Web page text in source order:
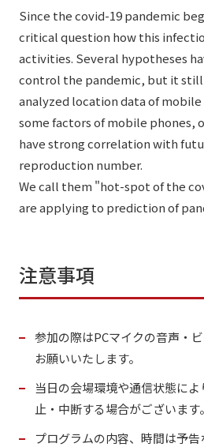
Since the covid-19 pandemic
critical question how this
activities. Several hypotheses
control the pandemic, but it still
analyzed location data of
some factors of mobile phones,
have strong correlation with
reproduction number.
We call them "hot-spot of the
are applying to prediction of
注意事項
参加の際はPCマイクの音声・
お願いいたします。
当日の会場環境や通信状態に
止・中断する場合がございます。
プログラムの内容、時間は予